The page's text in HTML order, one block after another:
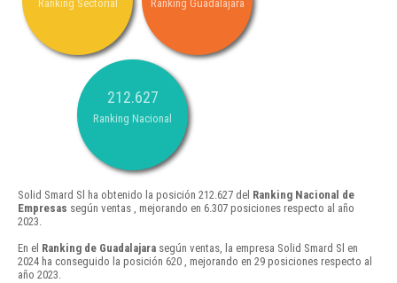
Ranking Sectorial Ranking Guadalajara
212.627
Ranking Nacional
Solid Smard Sl ha obtenido la posición 212.627 del Ranking Nacional de
Empresas según ventas , mejorando en 6.307 posiciones respecto al año
2023.
En el Ranking de Guadalajara según ventas, la empresa Solid Smard Sl en
2024 ha conseguido la posición 620 , mejorando en 29 posiciones respecto al
año 2023.